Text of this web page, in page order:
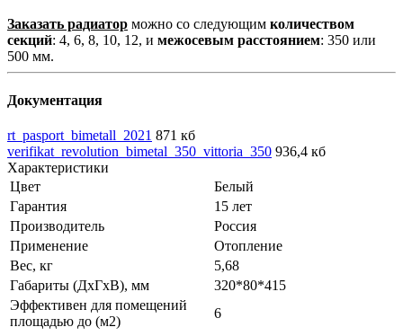
Заказать радиатор можно со следующим количеством
секций: 4, 6, 8, 10, 12, и межосевым расстоянием: 350 или
500 мм.
Документация
rt_pasport_bimetall_2021 871 кб
verifikat_revolution_bimetal_350_vittoria_350 936,4 кб
Характеристики
Цвет
Белый
Гарантия
15 лет
Производитель
Россия
Применение
Отопление
Вес, кг
5,68
Габариты (ДхГхВ), мм
320*80*415
Эффективен для помещений
площадью до (м2)
6